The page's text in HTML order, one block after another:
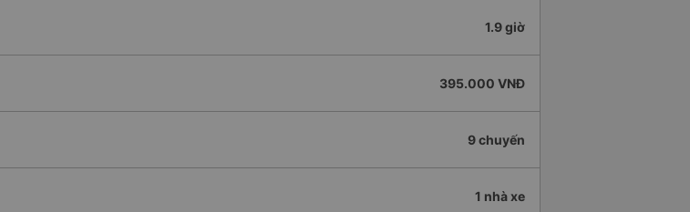
1.9 giờ
395.000 VNĐ
9 chuyến
1 nhà xe